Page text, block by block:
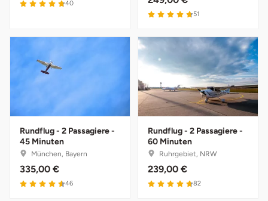
40
51
Rundflug - 2 Passagiere -
45 Minuten
München, Bayern
335,00 €
46
Rundflug - 2 Passagiere -
60 Minuten
Ruhrgebiet, NRW
239,00 €
82
Zwickau
Öhringen